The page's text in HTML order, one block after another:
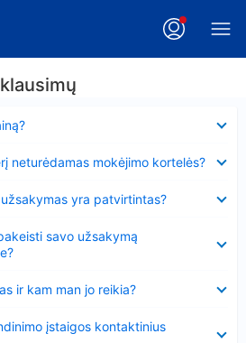
neturėdamas mokėjimo kortelės?
yra patvirtintas?
savo užsakymą
ir kam man jo reikia?
įstaigos kontaktinius